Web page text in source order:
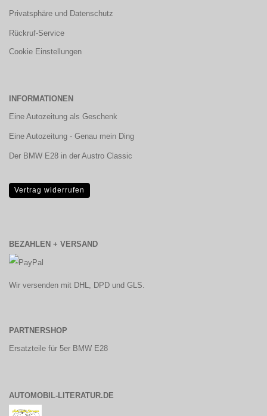
Privatsphäre und Datenschutz
Rückruf-Service
Cookie Einstellungen
INFORMATIONEN
Eine Autozeitung als Geschenk
Eine Autozeitung - Genau mein Ding
Der BMW E28 in der Austro Classic
Vertrag widerrufen
BEZAHLEN + VERSAND
Wir versenden mit DHL, DPD und GLS.
PARTNERSHOP
Ersatzteile für 5er BMW E28
AUTOMOBIL-LITERATUR.DE